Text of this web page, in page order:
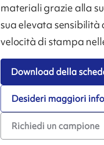
materiali grazie alla
sua elevata
velocità di stampa
Download della
Desideri maggiori
Richiedi un campione